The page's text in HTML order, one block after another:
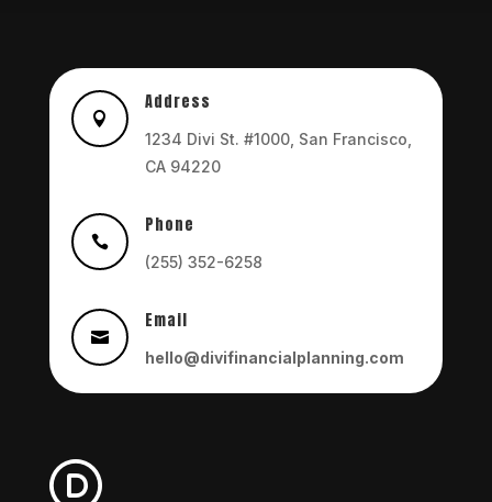

Address
1234 Divi St. #1000, San Francisco,
CA 94220

Phone
(255) 352-6258

Email
hello@divifinancialplanning.com